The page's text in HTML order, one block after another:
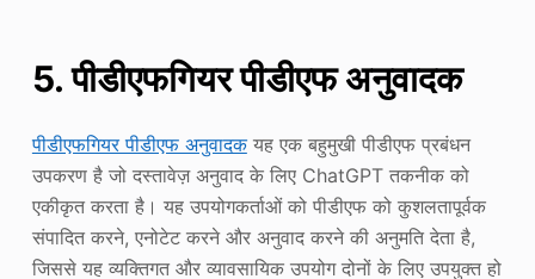
5. पीडीएफगियर पीडीएफ अनुवादक
पीडीएफगियर पीडीएफ अनुवादकयह एक बहुमुखी पीडीएफ प्रबंधन
उपकरण है जो दस्तावेज़ अनुवाद के लिए ChatGPT तकनीक को
एकीकृत करता है। यह उपयोगकर्ताओं को पीडीएफ को कुशलतापूर्वक
संपादित करने, एनोटेट करने और अनुवाद करने की अनुमति देता है,
जिससे यह व्यक्तिगत और व्यावसायिक उपयोग दोनों के लिए उपयुक्त हो